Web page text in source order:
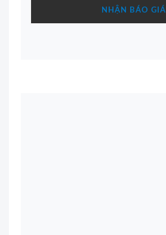
NHẬN BÁO GIÁ